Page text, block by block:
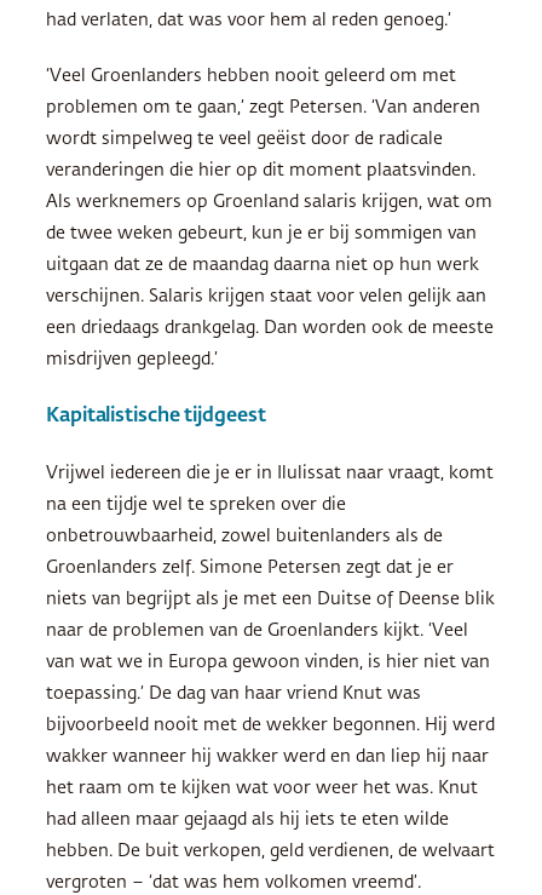
had verlaten, dat was voor hem al reden genoeg.’
‘Veel Groenlanders hebben nooit geleerd om met
problemen om te gaan,’ zegt Petersen. ‘Van anderen
wordt simpelweg te veel geëist door de radicale
veranderingen die hier op dit moment plaatsvinden.
Als werknemers op Groenland salaris krijgen, wat om
de twee weken gebeurt, kun je er bij sommigen van
uitgaan dat ze de maandag daarna niet op hun werk
verschijnen. Salaris krijgen staat voor velen gelijk aan
een driedaags drankgelag. Dan worden ook de meeste
misdrijven gepleegd.’
Kapitalistische tijdgeest
Vrijwel iedereen die je er in Ilulissat naar vraagt, komt
na een tijdje wel te spreken over die
onbetrouwbaarheid, zowel buitenlanders als de
Groenlanders zelf. Simone Petersen zegt dat je er
niets van begrijpt als je met een Duitse of Deense blik
naar de problemen van de Groenlanders kijkt. ‘Veel
van wat we in Europa gewoon vinden, is hier niet van
toepassing.’ De dag van haar vriend Knut was
bijvoorbeeld nooit met de wekker begonnen. Hij werd
wakker wanneer hij wakker werd en dan liep hij naar
het raam om te kijken wat voor weer het was. Knut
had alleen maar gejaagd als hij iets te eten wilde
hebben. De buit verkopen, geld verdienen, de welvaart
vergroten – ‘dat was hem volkomen vreemd’.